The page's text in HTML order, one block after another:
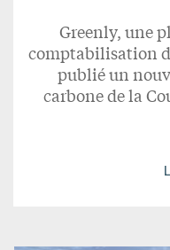
Greenly, une
comptabilisation
publié un
carbone de la